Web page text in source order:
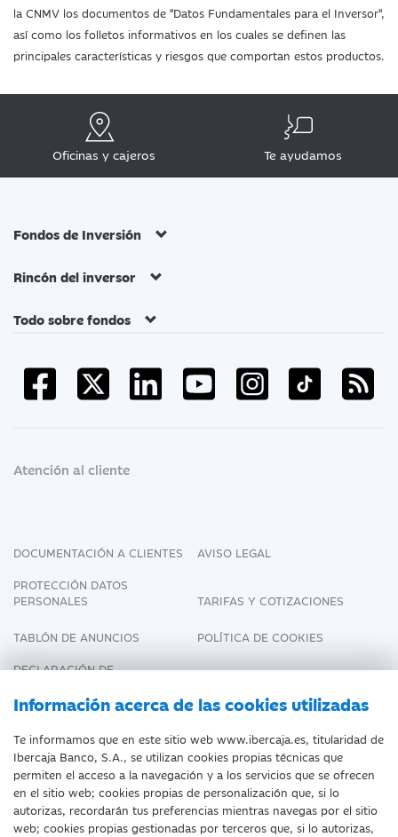
Información acerca de las cookies utilizadas
Te informamos que en este sitio web www.ibercaja.es, titularidad de
Ibercaja Banco, S.A., se utilizan cookies propias técnicas que
permiten el acceso a la navegación y a los servicios que se ofrecen
en el sitio web; cookies propias de personalización que, si lo
autorizas, recordarán tus preferencias mientras navegas por el sitio
web; cookies propias gestionadas por terceros que, si lo autorizas,
la CNMV los documentos de "Datos Fundamentales para el Inversor",
así como los folletos informativos en los cuales se definen las
principales características y riesgos que comportan estos productos.
Oficinas y cajeros Te ayudamos
Fondos de Inversión
Rincón del inversor
Todo sobre fondos
Atención al cliente
DOCUMENTACIÓN A CLIENTES
AVISO LEGAL
PROTECCIÓN DATOS
PERSONALES
TARIFAS Y COTIZACIONES
TABLÓN DE ANUNCIOS
POLÍTICA DE COOKIES
DECLARACIÓN DE
Fecha de Edición: 07/08/2026
©Ibercaja Banco, S.A. - IBERCAJA - NIF. A-